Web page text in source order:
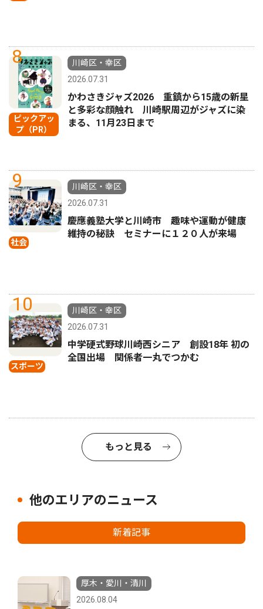
8
ピックアッ
プ（PR）
川崎区・幸区
2026.07.31
かわさきジャズ2026 重鎮から15歳の新星
と多彩な顔触れ 川崎駅周辺がジャズに染
まる、11月23日まで
9
社会
川崎区・幸区
2026.07.31
慶應義塾大学と川崎市 趣味や運動が健康
維持の秘訣 セミナーに１２０人が来場
10
スポーツ
川崎区・幸区
2026.07.31
中学硬式野球川崎西シニア 創設18年 初の
全国出場 関係者一丸でつかむ
もっと見る
他のエリアのニュース
新着記事
厚木・愛川・清川
2026.08.04